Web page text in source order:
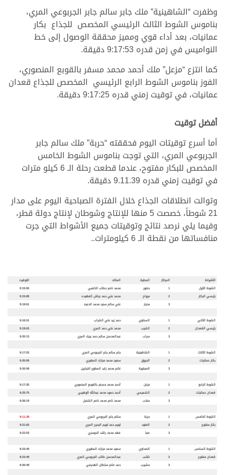
وظفرت “الشاهينية” ملك جابر سالم جابر الجربوعي المري،
بناموس الشوط الثالث الرئيسي المخصص للجذاع بكار
عمانيات، بعد أداء قوي ومميز محققة الوصول إلى خط
النواميس في زمن قدره 9:17:53 دقيقة.
كما انتزع “مزعل” ملك أحمد محمد مسفر بالقوبع المنصوري،
الفوز بناموس الشوط الرابع الرئيسي المخصص للجذاع قعدان
عمانيات، في توقيت زمني قدره 9:17:25 دقيقة.
أفضل توقيت
أما أسرع توقيتات اليوم فحققته “حربة” ملك سالم جابر
الجربوعي المري، التي توجت بناموس الشوط الخامس
المخصص للبكار مفتوح، عندما قطعت رحلة الـ 6 كيلو مترات
في توقيت زمني قدره 9.11.39 دقيقة.
وتوالت انطلاقات الجذاع خلال الفترة الصباحية اليوم على مدار
21 شوطاً، خصصت 5 منها للإنتاج وشوطان لإنتاج دولة قطر،
وفيما يلي نرصد نتائج وتوقيتات جميع الأشواط التي جرت
منافساتها من نقطة الـ 6 كيلومترات..
الأشواط المراكز المطية المالك
التوقيت
الشوط الأول
1 حضور محمد ناصر حطاب الكعبي
9:15:65
رئيسي البكار
2 مرواح محمد علي حمد بجاش الفهيده
9:15:89
3
مذيار علي سالم سنيد محمد الدعيه 9:19:61
الشوط الثاني 1 السناوي حمد زيد علي الشراب
9:16:51
رئيسي القعدان
2 الشيب محمد علي حمد المري
9:19:63
3
سراب عبدالمحسن سالم حمد بريك المري 9:20:13
الشوط الثالث 1 الشاهينية جابر سالم جابر الجربوعي المري
9:17:53
بكار عمانيات
2 الحروق سعيد محمد مبارك المهيري
9:20:09
3
الصباوية غانم محمد زايد المطوع الخيارين 9:20:59
الشوط الرابع 1 مزعل أحمد محمد مسفر بالقوبع المنصوري
9:17:25
قعدان عمانيات
2 الشميمي أحمد حمود محمد عبدالله الوهيبي
9:25:75
3
سلاب محمد ناصر محمد ناصر الشنجل 9:26:19
الشوط الخامس 1 حربة سالم جابر الجربوعي المري
9:11:39
بكار مفتوح
2 العنود تويم حمد تويم البحيح المري
9:21:83
3
صبا فهد محمد راشد الدوسري 9:22:53
الشوط السادس 1 الصداوي سعيد محمد مبارك المهيري
9:23:45
قعدان مفتوح
2 ناشب عبدالمحسن طالب الجربوعي المري
9:23:49
3
مشيرب حمد غانم سلطان الهديفي 9:26:49